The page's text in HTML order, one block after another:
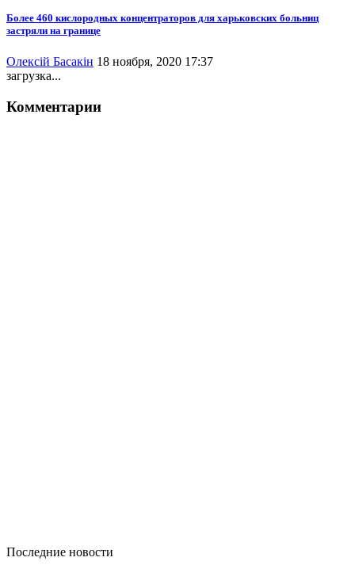
Более 460 кислородных концентраторов для харьковских больниц
застряли на границе
Олексій Басакін 18 ноября, 2020 17:37
загрузка...
Комментарии
Последние новости